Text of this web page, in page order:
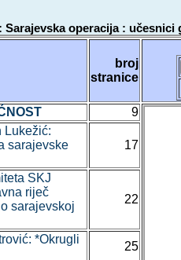
Sarajevska operacija : učesnici
broj
stranice
9
Lukežić:
sarajevske
17
SKJ
riječ
sarajevskoj
22
*Okrugli
25